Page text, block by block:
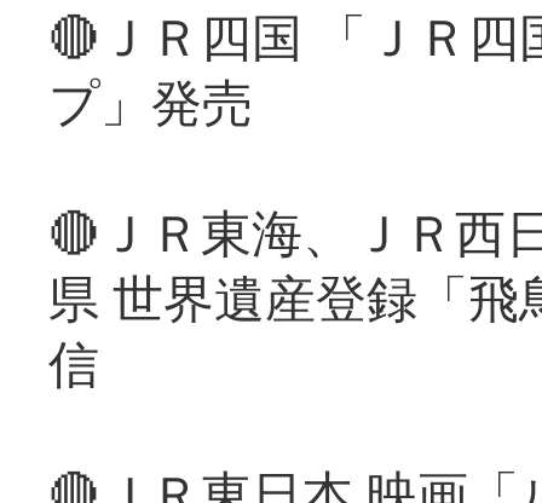
🔴ＪＲ四国 「ＪＲ
プ」発売
🔴ＪＲ東海、ＪＲ西
県 世界遺産登録「
信